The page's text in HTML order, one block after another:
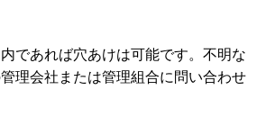
であれば穴あけは可能です。不明な
理会社または管理組合に問い合わせ